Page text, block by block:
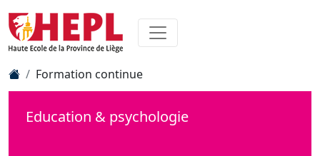
Formation continue
Education & psychologie